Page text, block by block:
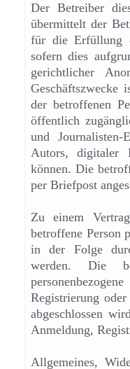
Der Betreiber
übermittelt der
für die Erfüllung
sofern dies
gerichtlicher
Geschäftszwecke
der betroffenen
öffentlich
und Journalisten-
Autors, digitaler
können. Die
per Briefpost
Zu einem
betroffene Person
in der Folge
werden. Die
Registrierung
abgeschlossen
Anmeldung,
Allgemeines,